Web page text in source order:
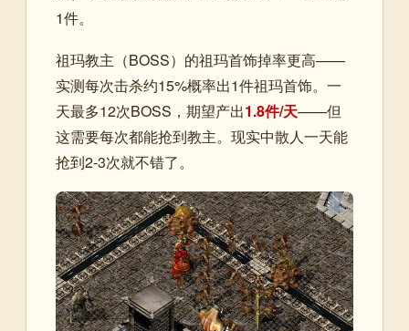
1件。
祖玛教主（BOSS）的祖玛首饰掉率更高——
实测每次击杀约15%概率出1件祖玛首饰。一
天最多12次BOSS，期望产出1.8件/天——但
这需要每次都能抢到教主。现实中散人一天能
抢到2-3次就不错了。